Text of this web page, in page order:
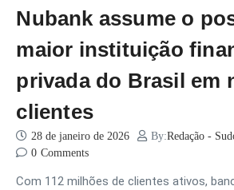
Nubank assume o
maior instituição
privada do Brasil em
clientes
28 de janeiro de 2026 By:Redação -
0 Comments
Com 112 milhões de clientes ativos,